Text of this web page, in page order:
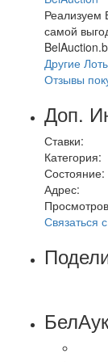
Реализуем
самой
Другие
Отзывы
Доп.
Ставки:
Категория:
Состояние:
Адрес:
Связаться